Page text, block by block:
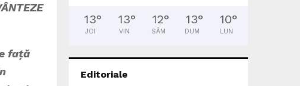
față
13°
JOI
13°
VIN
12°
SÂM
13°
DUM
10°
LUN
Editoriale